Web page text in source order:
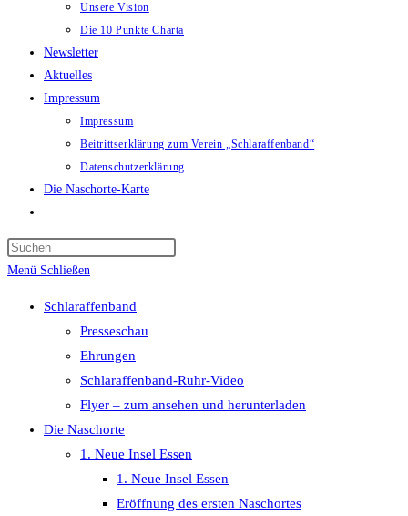
Unsere Vision
Die 10 Punkte Charta
Newsletter
Aktuelles
Impressum
Impressum
Beitrittserklärung zum Verein „Schlaraffenband“
Datenschutzerklärung
Die Naschorte-Karte
umschalten
panel.
Menü Schließen
Schlaraffenband
Presseschau
Ehrungen
Schlaraffenband-Ruhr-Video
Flyer – zum ansehen und herunterladen
Die Naschorte
1. Neue Insel Essen
1. Neue Insel Essen
Eröffnung des ersten Naschortes